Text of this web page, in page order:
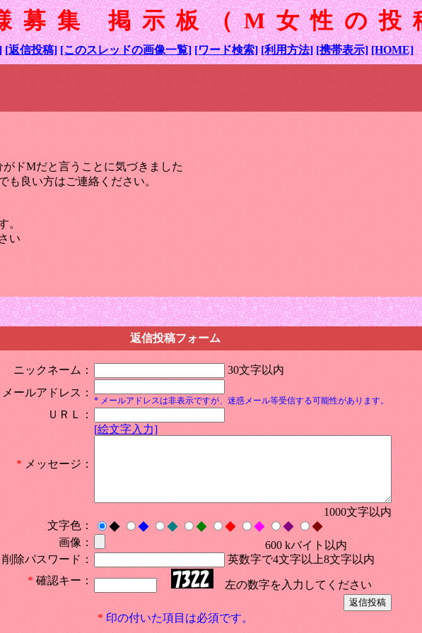
募集 掲示板（M女性の投
[返信投稿] [このスレッドの画像一覧] [ワード検索] [利用方法] [携帯表示] [HOME]
ドMだと言うことに気づきました
良い方はご連絡ください。
。
い
返信投稿フォーム
ニックネーム：
30文字以内
メールアドレス：
* メールアドレスは非表示ですが、迷惑メール等受信する可能性があります。
ＵＲＬ：
* メッセージ：
[絵文字入力]
1000文字以内
文字色：
◆ ◆ ◆ ◆ ◆ ◆ ◆
◆
画像：
600 kバイト以内
除パスワード：
英数字で4文字以上8文字以内
* 確認キー： 左の数字を入力してください
* 印の付いた項目は必須です。